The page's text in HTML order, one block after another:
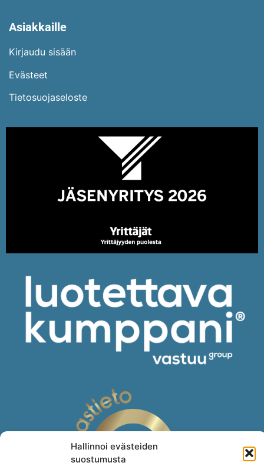
Hallinnoi evästeiden
suostumusta
Asiakkaille
Kirjaudu sisään
Evästeet
Tietosuojaseloste